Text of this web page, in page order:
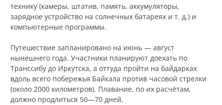
технику (камеры, штатив, память, аккумуляторы,
зарядное устройство на солнечных батареях и т. д.) и
компьютерные программы.
Путешествие запланировано на июнь — август
нынешнего года. Участники планируют доехать по
Транссибу до Иркутска, а оттуда пройти на байдарках
вдоль всего побережья Байкала против часовой стрелки
(около 2000 километров). Плавание, по их расчётам,
должно продлиться 50—70 дней.